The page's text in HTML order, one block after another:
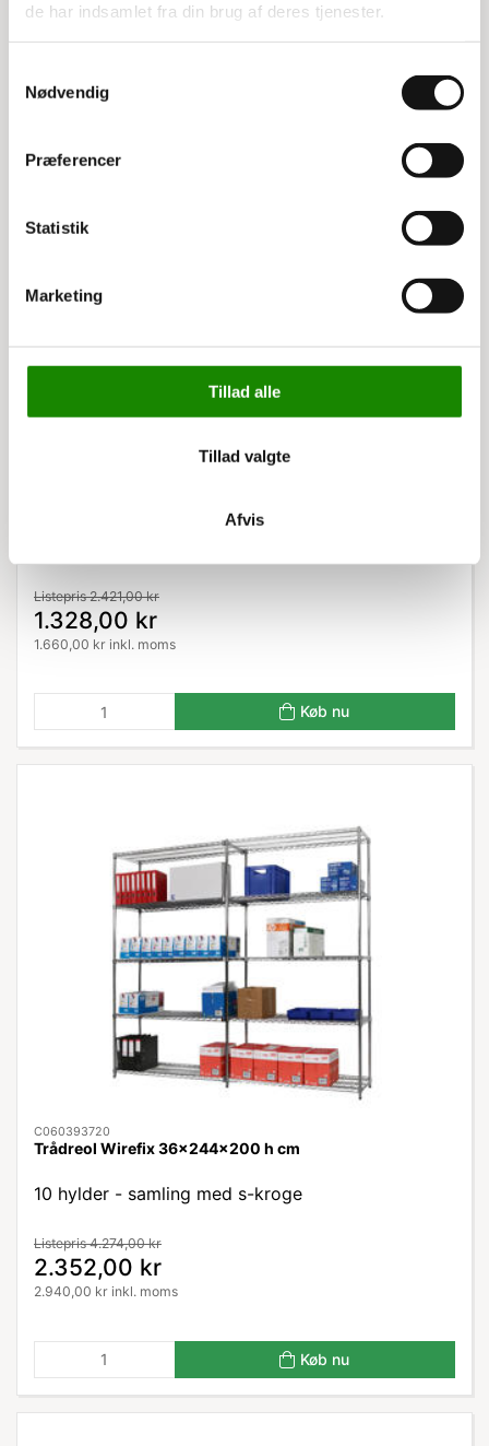
de har indsamlet fra din brug af deres tjenester.
Nødvendig
Præferencer
Statistik
Marketing
Tillad alle
Tillad valgte
Afvis
Listepris 2.421,00 kr
1.328,00 kr
1.660,00 kr inkl. moms
Køb nu
C060393720
Trådreol Wirefix 36x244x200 h cm
10 hylder - samling med s-kroge
Listepris 4.274,00 kr
2.352,00 kr
2.940,00 kr inkl. moms
Køb nu